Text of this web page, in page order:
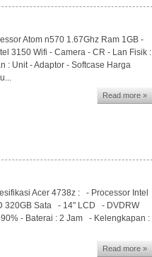
Atom n570 1.67Ghz Ram 1GB -
3150 Wifi - Camera - CR - Lan Fisik :
: Unit - Adaptor - Softcase Harga
Read more »
Acer 4738z : - Processor Intel
320GB Sata - 14" LCD - DVDRW
- Baterai : 2 Jam - Kelengkapan :
Read more »